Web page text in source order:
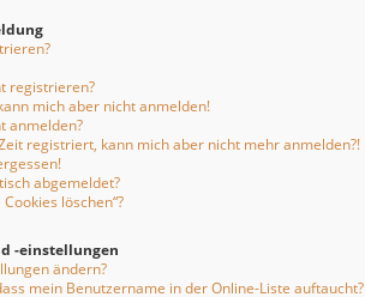
registrieren?
mich aber nicht anmelden!
anmelden?
registriert, kann mich aber nicht mehr anmelden?!
abgemeldet?
löschen“?
-einstellungen
ändern?
mein Benutzername in der Online-Liste auftaucht?